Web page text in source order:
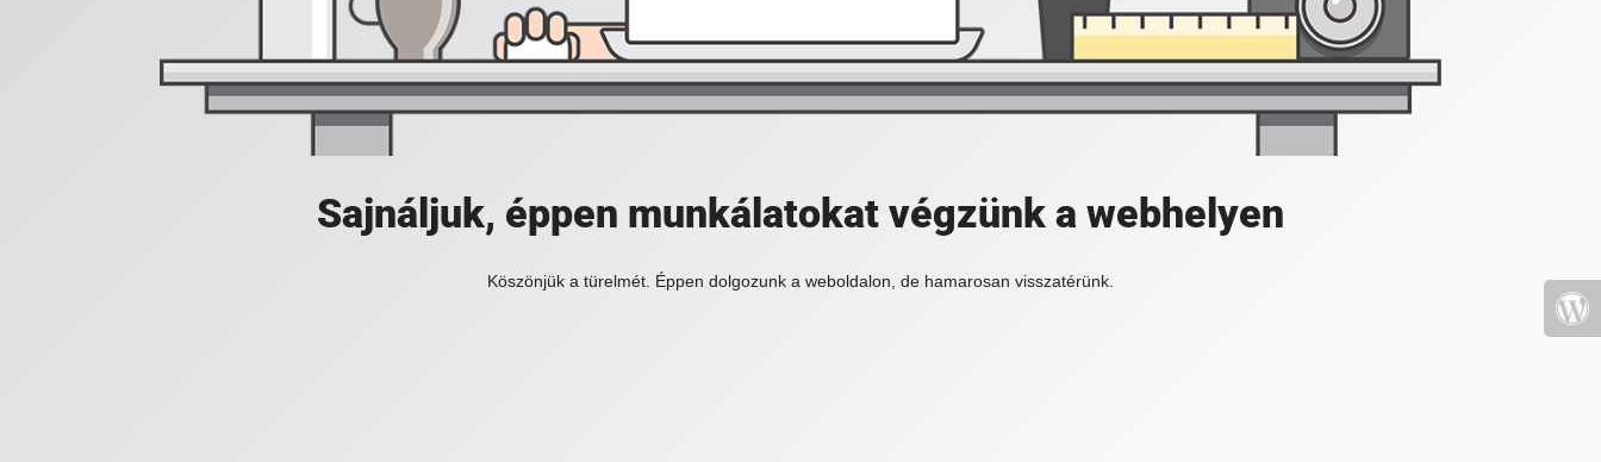
Sajnáljuk, éppen munkálatokat végzünk a webhelyen
Köszönjük a türelmét. Éppen dolgozunk a weboldalon, de hamarosan visszatérünk.